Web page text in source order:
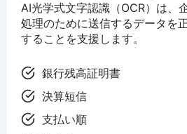
AI光学式文字認識（OCR）は、
処理のために送信するデータを
することを支援します。
銀行残高証明書
決算短信
支払い順